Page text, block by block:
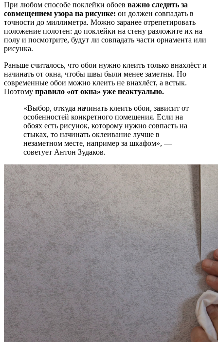
При любом способе поклейки обоев важно следить за
совмещением узора на рисунке: он должен совпадать в
точности до миллиметра. Можно заранее отрепетировать
положение полотен: до поклейки на стену разложите их на
полу и посмотрите, будут ли совпадать части орнамента или
рисунка.
Раньше считалось, что обои нужно клеить только внахлёст и
начинать от окна, чтобы швы были менее заметны. Но
современные обои можно клеить не внахлёст, а встык.
Поэтому правило «от окна» уже неактуально.
«Выбор, откуда начинать клеить обои, зависит от
особенностей конкретного помещения. Если на
обоях есть рисунок, которому нужно совпасть на
стыках, то начинать оклеивание лучше в
незаметном месте, например за шкафом», —
советует Антон Зудаков.